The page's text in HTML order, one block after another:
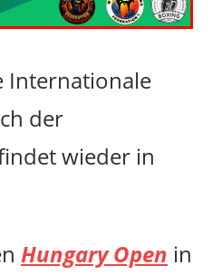
Internationale
der
wieder in
Hungary Open in